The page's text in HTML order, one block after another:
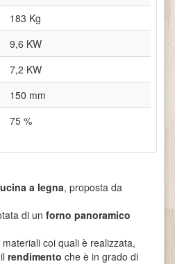
183 Kg
9,6 KW
7,2 KW
150 mm
75 %
a legna, proposta da
di un forno panoramico
coi quali è realizzata,
rendimento che è in grado di